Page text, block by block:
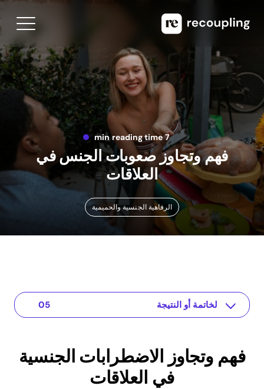
7 min reading time
فهم وتجاوز صعوبات الجنس في
العلاقات
الرفاهية الجنسية والحميمية
فهم وتجاوز الاضطرابات الجنسية في العلاقات
تطبيق لإعادة التواصل في علاقتك
فهم القضية
حلول عملية أو رؤى
الخاتمة أو النتيجة
فهم وتجاوز الاضطرابات الجنسية
في العلاقات